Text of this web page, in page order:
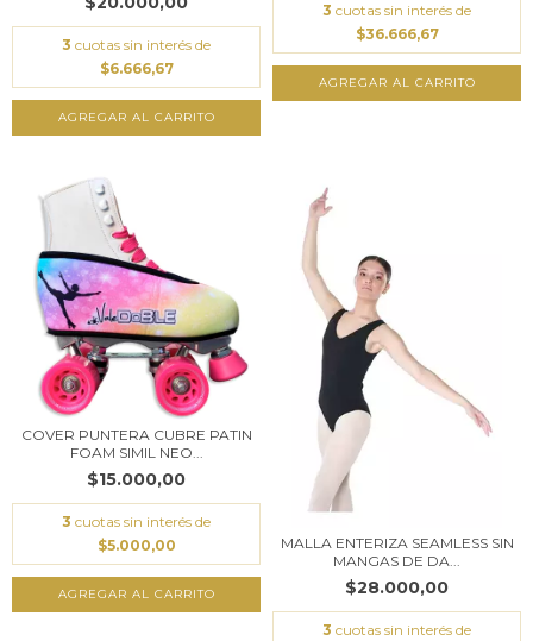
3 cuotas sin interés de
$6.666,67
3 cuotas sin interés de
$36.666,67
AGREGAR AL CARRITO
COVER PUNTERA CUBRE PATIN
FOAM SIMIL NEO...
$15.000,00
3 cuotas sin interés de
$5.000,00
AGREGAR AL CARRITO
MALLA ENTERIZA SEAMLESS SIN
MANGAS DE DA...
$28.000,00
3 cuotas sin interés de